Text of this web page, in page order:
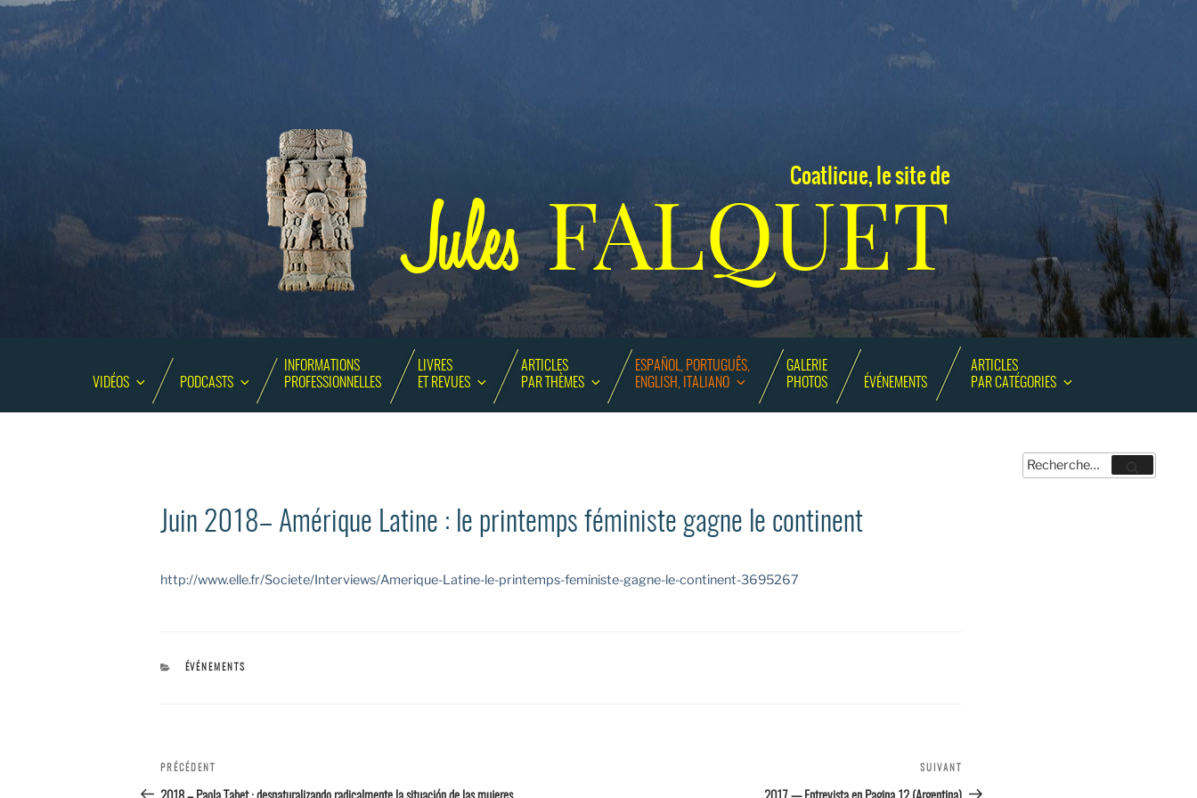
Coatlicue, le site de
JulesFALQUET
VIDÉOS PODCASTS
INFORMATIONS
PROFESSIONNELLES
LIVRES
ET REVUES
ARTICLES
PAR THÈMES
ESPAÑOL, PORTUGUÊS,
ENGLISH, ITALIANO
GALERIE
PHOTOS
ÉVÉNEMENTS
ARTICLES
PAR CATÉGORIES
Recherche
pour
Recherche
Juin 2018– Amérique Latine : le printemps féministe gagne le continent
http://www.elle.fr/Societe/Interviews/Amerique-Latine-le-printemps-feministe-gagne-le-continent-3695267
CATÉGORIES
ÉVÉNEMENTS
Navigation
Article
précédent
PRÉCÉDENT
suivant
SUIVANT